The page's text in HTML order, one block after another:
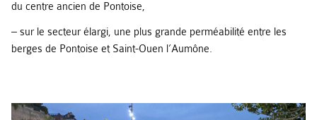
du centre ancien de Pontoise,
– sur le secteur élargi, une plus grande perméabilité entre les
berges de Pontoise et Saint-Ouen l’Aumône.